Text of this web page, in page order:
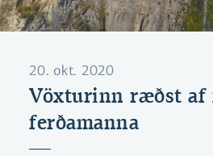
20. okt. 2020
Vöxturinn ræðst af
ferðamanna